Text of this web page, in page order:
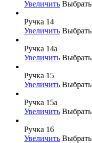
Увеличить Выбрать
Ручка 14
Увеличить Выбрать
Ручка 14а
Увеличить Выбрать
Ручка 15
Увеличить Выбрать
Ручка 15а
Увеличить Выбрать
Ручка 16
Увеличить Выбрать